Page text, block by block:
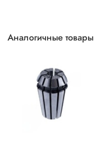
Аналогичные товары